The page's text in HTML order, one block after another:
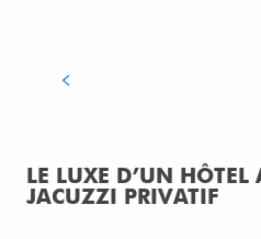
LE LUXE D’UN HÔTEL
JACUZZI PRIVATIF